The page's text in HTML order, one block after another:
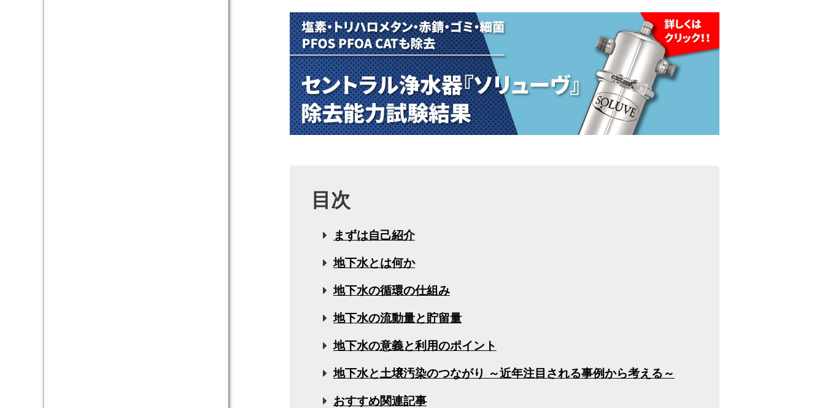
目次
まずは自己紹介
地下水とは何か
地下水の循環の仕組み
地下水の流動量と貯留量
地下水の意義と利用のポイント
地下水と土壌汚染のつながり ～近年注目される事例から考える～
おすすめ関連記事